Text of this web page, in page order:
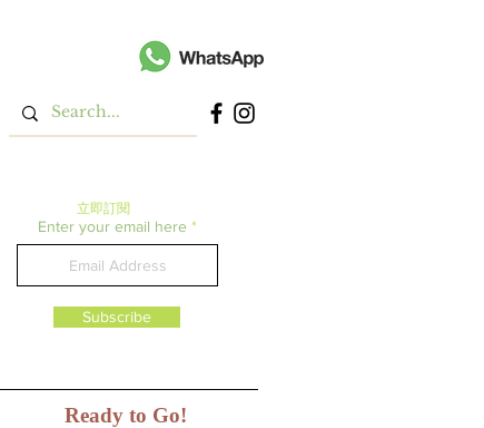
Ready to Go!
立即​訂閱
Enter your email here
Subscribe